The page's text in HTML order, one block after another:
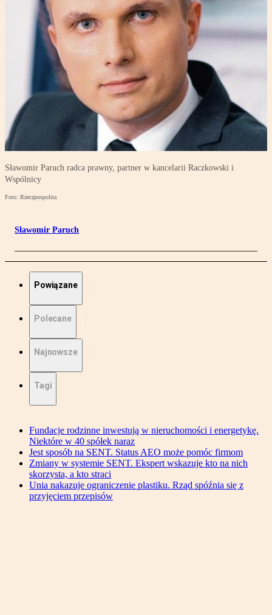
Sławomir Paruch radca prawny, partner w kancelarii Raczkowski i
Wspólnicy
Foto: Rzeczpospolita
Sławomir Paruch
Powiązane
Polecane
Najnowsze
Tagi
Fundacje rodzinne inwestują w nieruchomości i energetykę.
Niektóre w 40 spółek naraz
Jest sposób na SENT. Status AEO może pomóc firmom
Zmiany w systemie SENT. Ekspert wskazuje kto na nich
skorzysta, a kto straci
Unia nakazuje ograniczenie plastiku. Rząd spóźnia się z
przyjęciem przepisów